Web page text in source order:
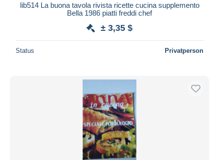
lib514 La buona tavola rivista ricette cucina supplemento
Bella 1986 piatti freddi chef
± 3,35 $
Status Privatperson